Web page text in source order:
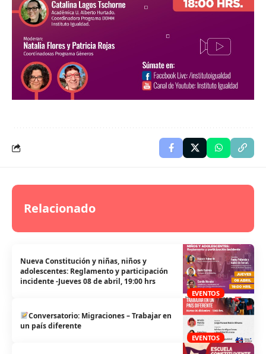
Relacionado
EVENTOS
Nueva Constitución y niñas, niños y
adolescentes: Reglamento y participación
incidente -Jueves 08 de abril, 19:00 hrs
EVENTOS
Conversatorio: Migraciones – Trabajar en
un país diferente